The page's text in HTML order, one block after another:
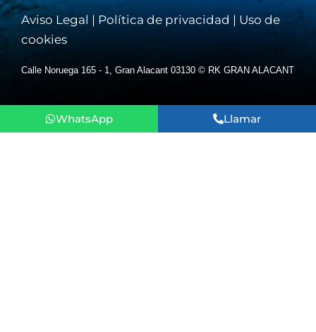
Aviso Legal | Política de privacidad | Uso de
cookies
Calle Noruega 165 - 1, Gran Alacant 03130 © RK GRAN ALACANT
WhatsApp Llamar